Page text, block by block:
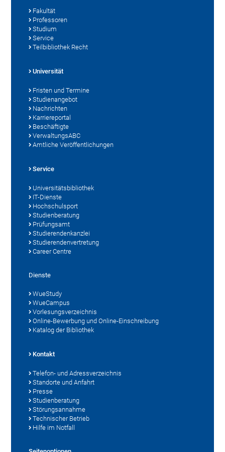
Fakultät
Professoren
Studium
Service
Teilbibliothek Recht
Universität
Fristen und Termine
Studienangebot
Nachrichten
Karriereportal
Beschäftigte
VerwaltungsABC
Amtliche Veröffentlichungen
Service
Universitätsbibliothek
IT-Dienste
Hochschulsport
Studienberatung
Prüfungsamt
Studierendenkanzlei
Studierendenvertretung
Career Centre
Dienste
WueStudy
WueCampus
Vorlesungsverzeichnis
Online-Bewerbung und Online-Einschreibung
Katalog der Bibliothek
Kontakt
Telefon- und Adressverzeichnis
Standorte und Anfahrt
Presse
Studienberatung
Störungsannahme
Technischer Betrieb
Hilfe im Notfall